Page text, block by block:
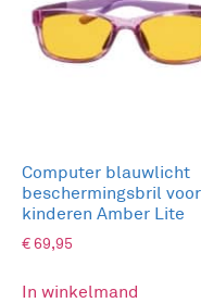
Computer blauwlicht
beschermingsbril voor
kinderen Amber Lite
€69,95
In winkelmand